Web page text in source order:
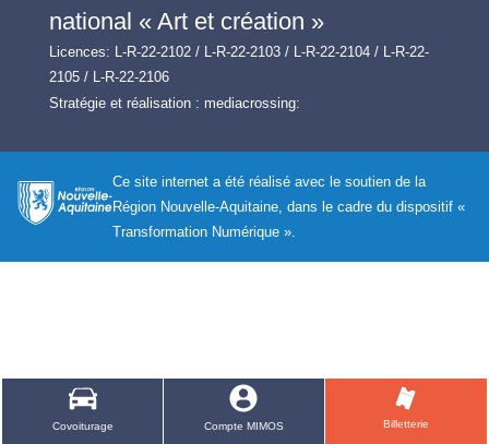
Covoiturage Compte MIMOS Billetterie
national « Art et création »
Licences: L-R-22-2102 / L-R-22-2103 / L-R-22-2104 / L-R-22-
2105 / L-R-22-2106
Stratégie et réalisation : mediacrossing:
Ce site internet a été réalisé avec le soutien de la
Région Nouvelle-Aquitaine, dans le cadre du dispositif «
Transformation Numérique ».